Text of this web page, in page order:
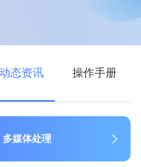
动态资讯 操作手册
多媒体处理